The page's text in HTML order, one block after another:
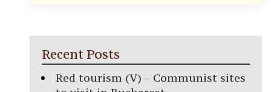
Recent Posts
Red tourism (V) – Communist sites